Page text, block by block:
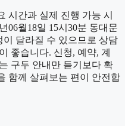
시간과 실제 진행 가능 시
06월18일 15시30분 동대문
달라질 수 있으므로 상담
좋습니다. 신청, 예약, 계
구두 안내만 듣기보다 확
함께 살펴보는 편이 안전합